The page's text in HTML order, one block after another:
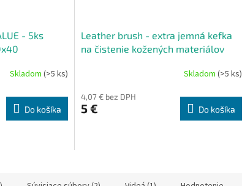
- 5ks
Skladom (>5 ks)
Do košíka
Leather brush - extra jemná kefka
na čistenie kožených materiálov
Skladom (>5 ks)
4,07 € bez DPH
5 € Do košíka